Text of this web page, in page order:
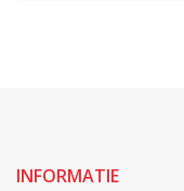
INFORMATIE